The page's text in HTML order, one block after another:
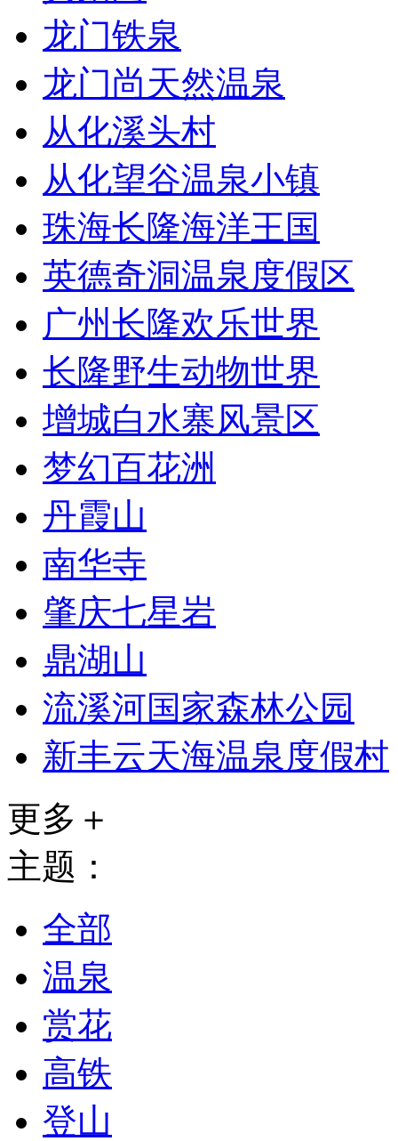
龙门铁泉
龙门尚天然温泉
从化溪头村
从化望谷温泉小镇
珠海长隆海洋王国
英德奇洞温泉度假区
广州长隆欢乐世界
长隆野生动物世界
增城白水寨风景区
梦幻百花洲
丹霞山
南华寺
肇庆七星岩
鼎湖山
流溪河国家森林公园
新丰云天海温泉度假村
更多＋
主题：
全部
温泉
赏花
高铁
登山